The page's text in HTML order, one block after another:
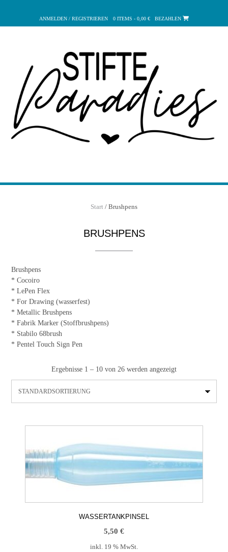
springen
ANMELDEN / REGISTRIEREN 0 ITEMS - 0,00 € BEZAHLEN
Start / Brushpens
BRUSHPENS
Brushpens
* Cocoiro
* LePen Flex
* For Drawing (wasserfest)
* Metallic Brushpens
* Fabrik Marker (Stoffbrushpens)
* Stabilo 68brush
* Pentel Touch Sign Pen
Ergebnisse 1 – 10 von 26 werden angezeigt
WASSERTANKPINSEL
5,50 €
inkl. 19 % MwSt.